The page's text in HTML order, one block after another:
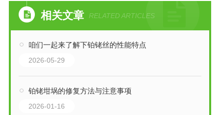
相关文章 RELATED ARTICLES
咱们一起来了解下铂铑丝的性能特点
2026-05-29
铂铑坩埚的修复方法与注意事项
2026-01-16